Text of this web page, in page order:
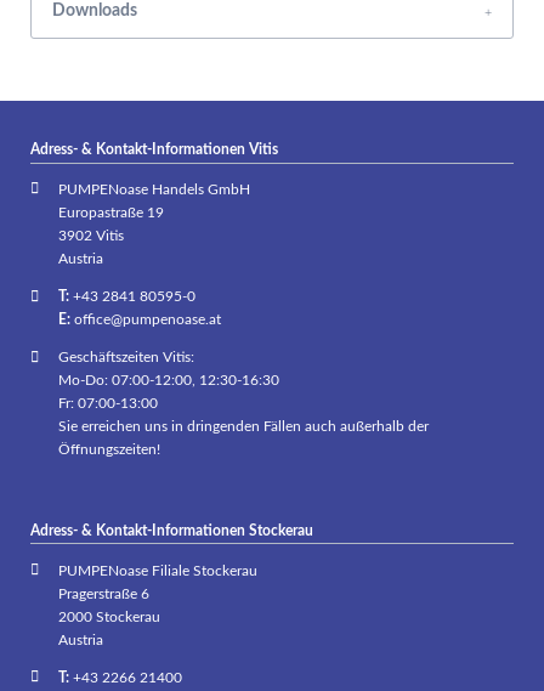
Downloads
Adress- & Kontakt-Informationen Vitis
PUMPENoase Handels GmbH
Europastraße 19
3902 Vitis
Austria
T:+43 2841 80595-0
E: office@pumpenoase.at
Geschäftszeiten Vitis:
Mo-Do: 07:00-12:00, 12:30-16:30
Fr: 07:00-13:00
Sie erreichen uns in dringenden Fällen auch außerhalb der
Öffnungszeiten!
Adress- & Kontakt-Informationen Stockerau
PUMPENoase Filiale Stockerau
Pragerstraße 6
2000 Stockerau
Austria
T:+43 2266 21400